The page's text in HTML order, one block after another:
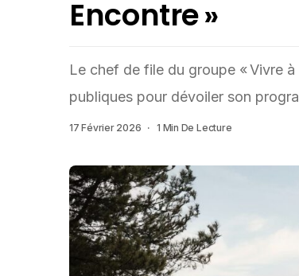
Encontre »
Le chef de file du groupe « Vivre
publiques pour dévoiler son
17 Février 2026 1 Min De Lecture